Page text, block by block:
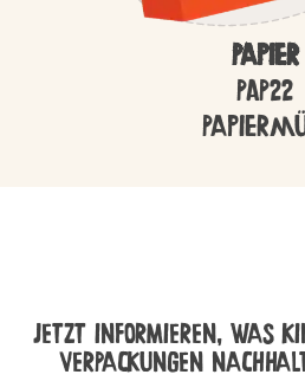
Papier
PAP22
JETZT INFORMIEREN, WAS
VERPACKUNGEN